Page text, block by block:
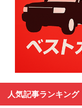
人気記事ランキング